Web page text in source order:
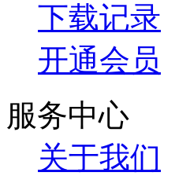
下载记录
开通会员
服务中心
关于我们